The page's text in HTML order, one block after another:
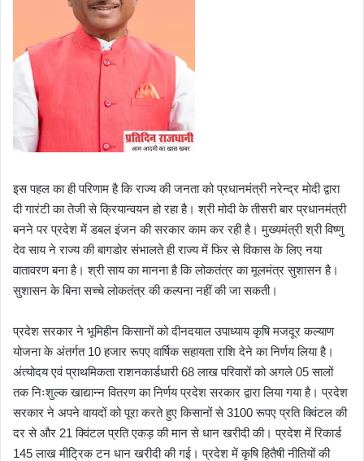
इस पहल का ही परिणाम है कि राज्य की जनता को प्रधानमंत्री नरेन्द्र मोदी द्वारा
दी गारंटी का तेजी से क्रियान्वयन हो रहा है। श्री मोदी के तीसरी बार प्रधानमंत्री
बनने पर प्रदेश में डबल इंजन की सरकार काम कर रही है। मुख्यमंत्री श्री विष्णु
देव साय ने राज्य की बागडोर संभालते ही राज्य में फिर से विकास के लिए नया
वातावरण बना है। श्री साय का मानना है कि लोकतंत्र का मूलमंत्र सुशासन है।
सुशासन के बिना सच्चे लोकतंत्र की कल्पना नहीं की जा सकती।
प्रदेश सरकार ने भूमिहीन किसानों को दीनदयाल उपाध्याय कृषि मजदूर कल्याण
योजना के अंतर्गत 10 हजार रूपए वार्षिक सहायता राशि देने का निर्णय लिया है।
अंत्योदय एवं प्राथमिकता राशनकार्डधारी 68 लाख परिवारों को अगले 05 सालों
तक निःशुल्क खाद्यान्न वितरण का निर्णय प्रदेश सरकार द्वारा लिया गया है। प्रदेश
सरकार ने अपने वायदों को पूरा करते हुए किसानों से 3100 रूपए प्रति क्विंटल की
दर से और 21 क्विंटल प्रति एकड़ की मान से धान खरीदी की। प्रदेश में रिकार्ड
145 लाख मीट्रिक टन धान खरीदी की गई। प्रदेश में कृषि हितैषी नीतियों की